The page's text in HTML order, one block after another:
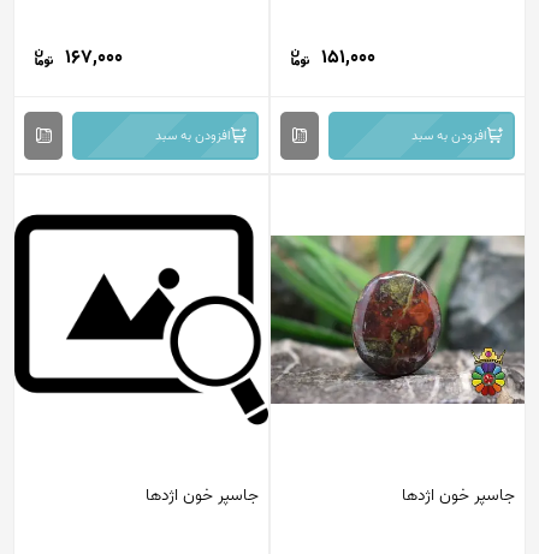
151,000
افزودن به سبد
167,000
افزودن به سبد
جاسپر خون اژدها جاسپر خون اژدها